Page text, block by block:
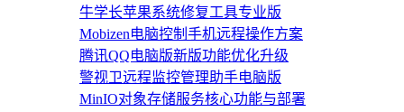
牛学长苹果系统修复工具专业版
Mobizen电脑控制手机远程操作方案
腾讯QQ电脑版新版功能优化升级
警视卫远程监控管理助手电脑版
MinIO对象存储服务核心功能与部署